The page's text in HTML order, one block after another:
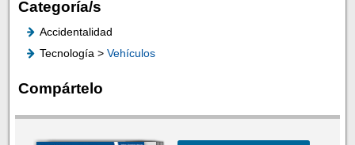
Categoría/s
Accidentalidad
Tecnología > Vehículos
Compártelo